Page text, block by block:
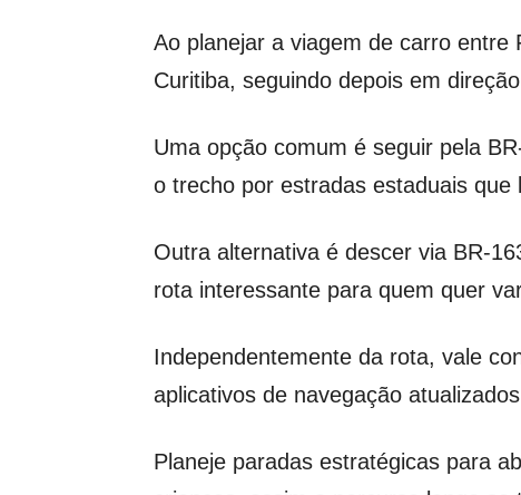
Ao planejar a viagem de carro
Curitiba, seguindo depois em
Uma opção comum é seguir pela
o trecho por estradas estaduais que
Outra alternativa é descer via BR-
rota interessante para quem quer
Independentemente da rota, vale
aplicativos de navegação
Planeje paradas estratégicas para